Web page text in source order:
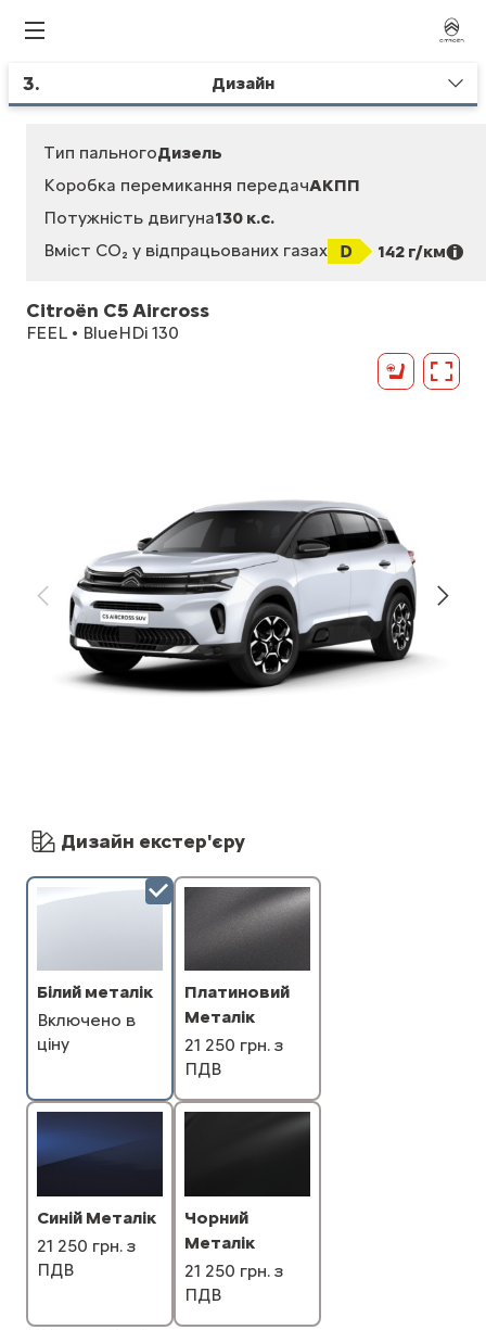
3. Дизайн
Citroën C5 Aircross
FEEL • BlueHDi 130
Тип пальногоДизель
Коробка перемикання передачАКПП
Потужність двигуна130 к.с.
Вміст CO₂ у відпрацьованих газах
142 г/км
Дизайн екстер'єру
Білий металік
Включено в
ціну
Платиновий
Металік
21 250 грн. з
ПДВ
Синій Металік
21 250 грн. з
ПДВ
Чорний
Металік
21 250 грн. з
ПДВ